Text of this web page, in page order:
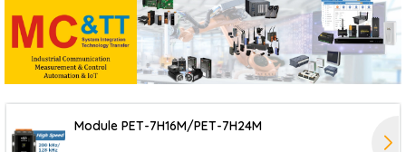
Module PET-7H16M/PET-7H24M